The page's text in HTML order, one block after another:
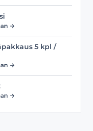
→
5 kpl /
→
→